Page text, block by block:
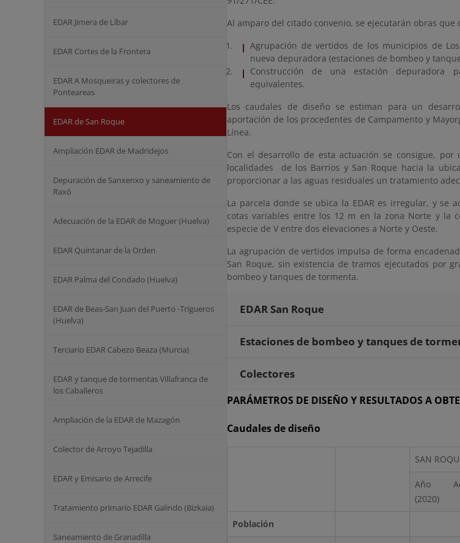
EDAR Jimera de Líbar
EDAR Cortes de la Frontera
EDAR A Mosqueiras y colectores de
Ponteareas
EDAR de San Roque
Ampliación EDAR de Madridejos
Depuración de Sanxenxo y saneamiento de
Raxó
Adecuación de la EDAR de Moguer (Huelva)
EDAR Quintanar de la Orden
EDAR Palma del Condado (Huelva)
EDAR de Beas-San Juan del Puerto -Trigueros
(Huelva)
Terciario EDAR Cabezo Beaza (Murcia)
EDAR y tanque de tormentas Villafranca de
los Caballeros
Ampliación de la EDAR de Mazagón
Colector de Arroyo Tejadilla
EDAR y Emisario de Arrecife
Tratamiento primario EDAR Galindo (Bizkaia)
Saneamiento de Granadilla
Al amparo del citado convenio, se ejecutarán obras que
Agrupación de vertidos de los municipios de
nueva depuradora (estaciones de bombeo y
Construcción de una estación depuradora
equivalentes.
Los caudales de diseño se estiman para un
aportación de los procedentes de Campamento y
Línea.
Con el desarrollo de esta actuación se consigue,
localidades de los Barrios y San Roque hacia la
proporcionar a las aguas residuales un tratamiento
La parcela donde se ubica la EDAR es irregular, y se
cotas variables entre los 12 m en la zona Norte y la
especie de V entre dos elevaciones a Norte y Oeste.
La agrupación de vertidos impulsa de forma
San Roque, sin existencia de tramos ejecutados por
bombeo y tanques de tormenta.
EDAR San Roque
Estaciones de bombeo y tanques de
Colectores
PARÁMETROS DE DISEÑO Y RESULTADOS A
Caudales de diseño
SAN
Año
(2020)
Población